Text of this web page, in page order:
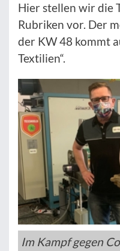
Hier stellen wir die
Rubriken vor. Der
der KW 48 kommt
Textilien“.
Im Kampf gegen